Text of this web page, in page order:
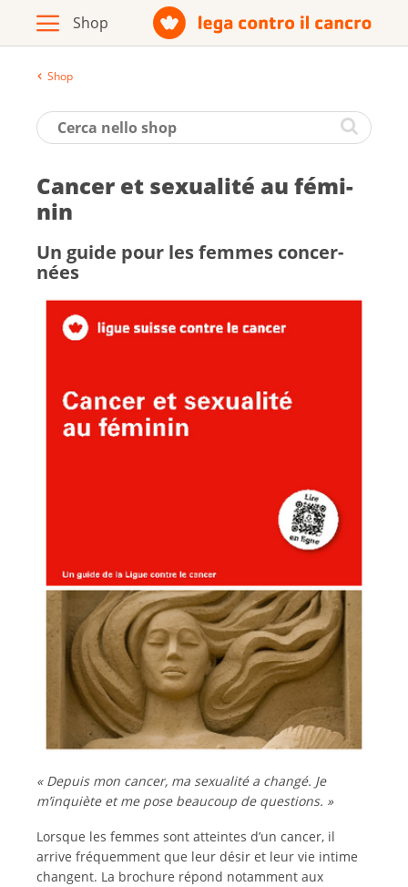
Opuscoli / materiale informativo
Prodotti
Vai al sito della Lega contro il cancro
Deutsch
Shop
Can­cer et sexua­lité au fé­mi­
nin
Un guide pour les femmes concer­
nées
« Depuis mon cancer, ma sexualité a changé. Je
m’inquiète et me pose beaucoup de questions. »
Lorsque les femmes sont atteintes d’un cancer, il
arrive fréquemment que leur désir et leur vie intime
changent. La brochure répond notamment aux